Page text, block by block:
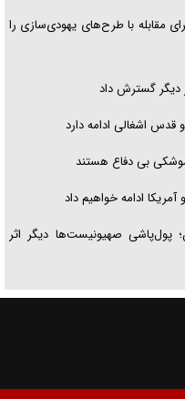
مقابله با طرح‌های یهودی‌سازی را
دیگر گسترش داد
قدس اشغالی ادامه دارد
بی دفاع هستند
ادامه خواهیم داد
صهیونیست‌ها دیگر اثر